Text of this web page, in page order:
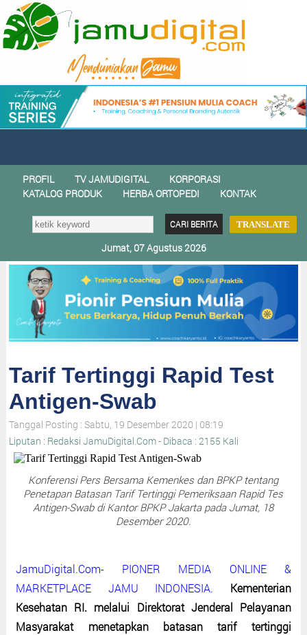
PROFIL TV JAMUDIGITAL
KORPORASI
KATALOG PRODUK
HERBA ORTOPEDI KONTAK
TRANSLATE
Jumat, 07 Agustus 2026
Tarif Tertinggi Rapid Test
Antigen-Swab
Tanggal Posting : Sabtu, 19 Desember 2020 | 08:19
Liputan : Redaksi JamuDigital.Com - Dibaca : 2155 Kali
Konferensi Pers Bersama Kemenkes dan BPKP tentang
Penetapan Batasan Tarif Tertinggi Pemeriksaan Rapid Tes
Antigen-Swab di Kantor BPKP Jakarta pada Jumat, 18
Desember 2020.
JamuDigital.Com- PIONER MEDIA ONLINE &
MARKETPLACE JAMU INDONESIA.
Kementerian
Kesehatan RI. melalui Direktorat Jenderal Pelayanan
Masyarakat menetapkan batasan tarif tertinggi